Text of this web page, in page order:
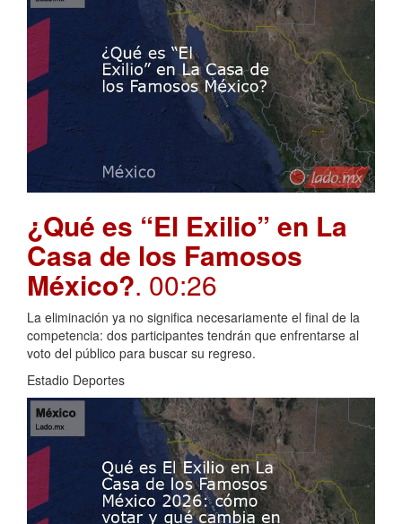
¿Qué es “El Exilio” en La
Casa de los Famosos
México?. 00:26
La eliminación ya no significa necesariamente el final de la
competencia: dos participantes tendrán que enfrentarse al
voto del público para buscar su regreso.
Estadio Deportes